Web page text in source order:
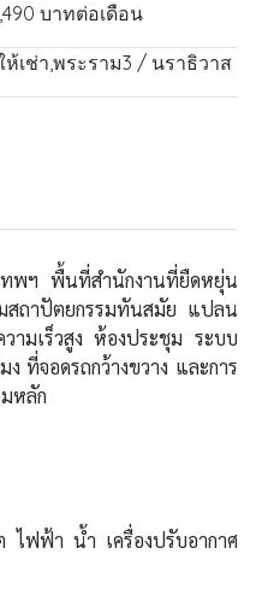
บาทต่อเดือน
เช่า,พระราม3 / นราธิวาส
ทพฯ พื้นที่สำนักงานที่ยืดหยุ่น
สถาปัตยกรรมทันสมัย แปลน
ามเร็วสูง ห้องประชุม ระบบ
ที่จอดรถกว้างขวาง และการ
หลัก
ไฟฟ้า น้ำ เครื่องปรับอากาศ